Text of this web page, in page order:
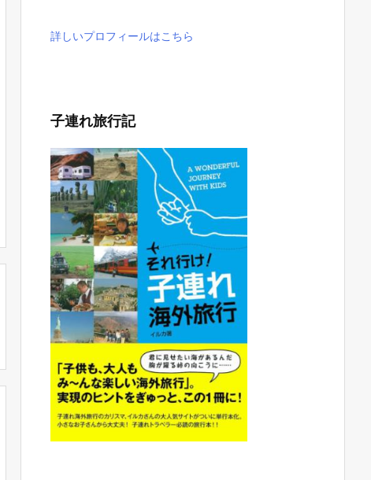
詳しいプロフィールはこちら
子連れ旅行記